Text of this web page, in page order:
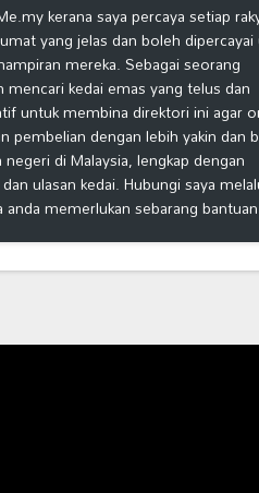
kerana saya percaya setiap
yang jelas dan boleh
mereka. Sebagai seorang
kedai emas yang telus dan
untuk membina direktori ini agar
dengan lebih yakin dan
di Malaysia, lengkap dengan
ulasan kedai. Hubungi saya
memerlukan sebarang